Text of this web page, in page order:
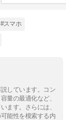
#スマホ
しています。コン
量の最適化など、
ます。さらには、
能性を模索する内